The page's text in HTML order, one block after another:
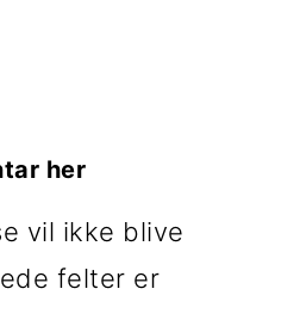
her
vil ikke blive
felter er